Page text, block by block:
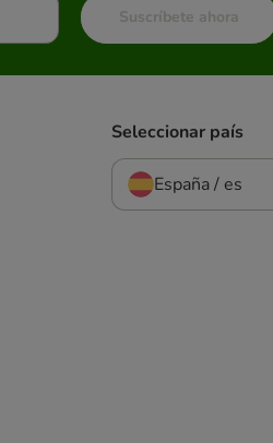
Suscríbete ahora
Seleccionar país
España / es